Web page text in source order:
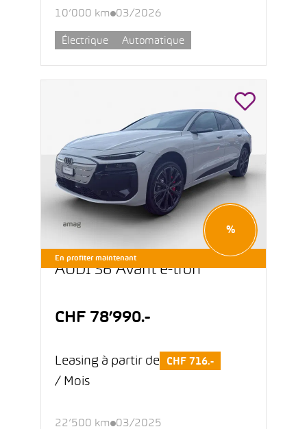
10’000 km 03/2026
Électrique Automatique
En profiter maintenant
%
AUDI S6 Avant e-tron
CHF 78’990.-
Leasing à partir de CHF 716.-
/ Mois
22’500 km 03/2025